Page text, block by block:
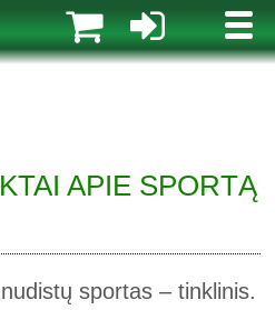
MENIU
APIE SPORTĄ
sportas – tinklinis.